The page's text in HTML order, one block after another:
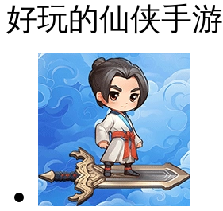
好玩的仙侠手游